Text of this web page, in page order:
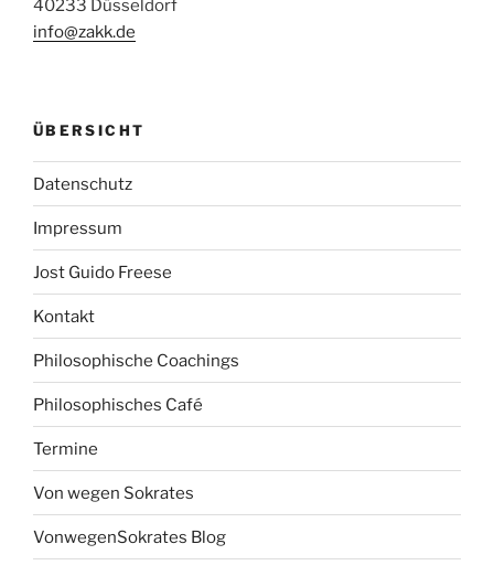
40233 Düsseldorf
info@zakk.de
ÜBERSICHT
Datenschutz
Impressum
Jost Guido Freese
Kontakt
Philosophische Coachings
Philosophisches Café
Termine
Von wegen Sokrates
VonwegenSokrates Blog